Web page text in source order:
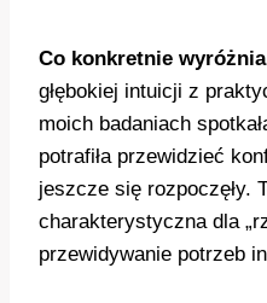
Co konkretnie
głębokiej intuicji z
moich badaniach
potrafiła przewidzieć
jeszcze się rozpoczęły.
charakterystyczna dla
przewidywanie potrzeb